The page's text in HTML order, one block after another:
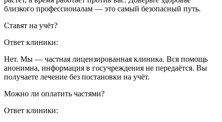
близкого профессионалам — это самый безопасный путь.
Ставят на учёт?
Ответ клиники:
Нет. Мы — частная лицензированная клиника. Вся помощь
анонимна, информация в госучреждения не передаётся. Вы
получаете лечение без постановки на учёт.
Можно ли оплатить частями?
Ответ клиники: